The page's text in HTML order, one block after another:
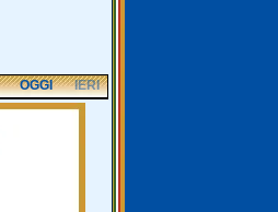
IERI
OGGI